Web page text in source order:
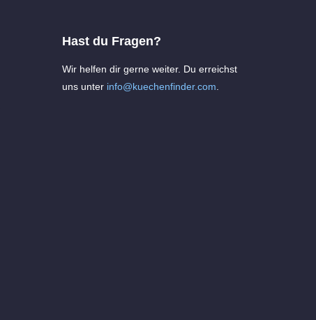
Hast du Fragen?
Wir helfen dir gerne weiter. Du erreichst
uns unter info@kuechenfinder.com